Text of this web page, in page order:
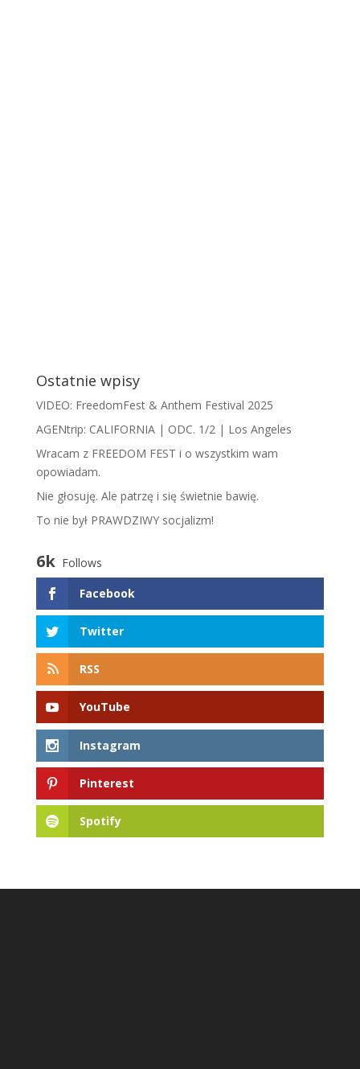
Ostatnie wpisy
VIDEO: FreedomFest & Anthem Festival 2025
AGENtrip: CALIFORNIA | ODC. 1/2 | Los Angeles
Wracam z FREEDOM FEST i o wszystkim wam
opowiadam.
​N​ie głosuję. Ale patrzę i się świetnie bawię.
To nie był PRAWDZIWY socjalizm!
6k Follows
Facebook
Twitter
RSS
YouTube
Instagram
Pinterest
Spotify